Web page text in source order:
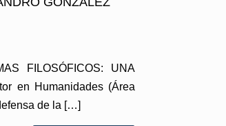
FILOSÓFICOS: UNA
en Humanidades (Área
de la […]